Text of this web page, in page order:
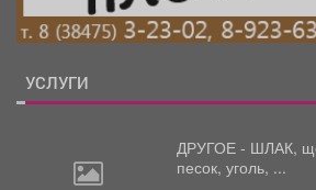
УСЛУГИ
ДРУГОЕ - ШЛАК,
песок, уголь, ...